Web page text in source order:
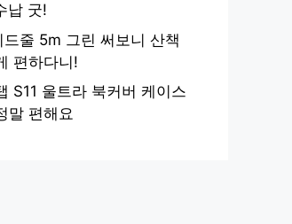
납 굿!
드줄 5m 그린 써보니 산책
편하다니!
S11 울트라 북커버 케이스
말 편해요